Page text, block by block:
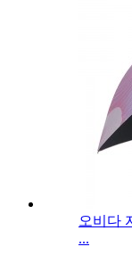
오비다
...